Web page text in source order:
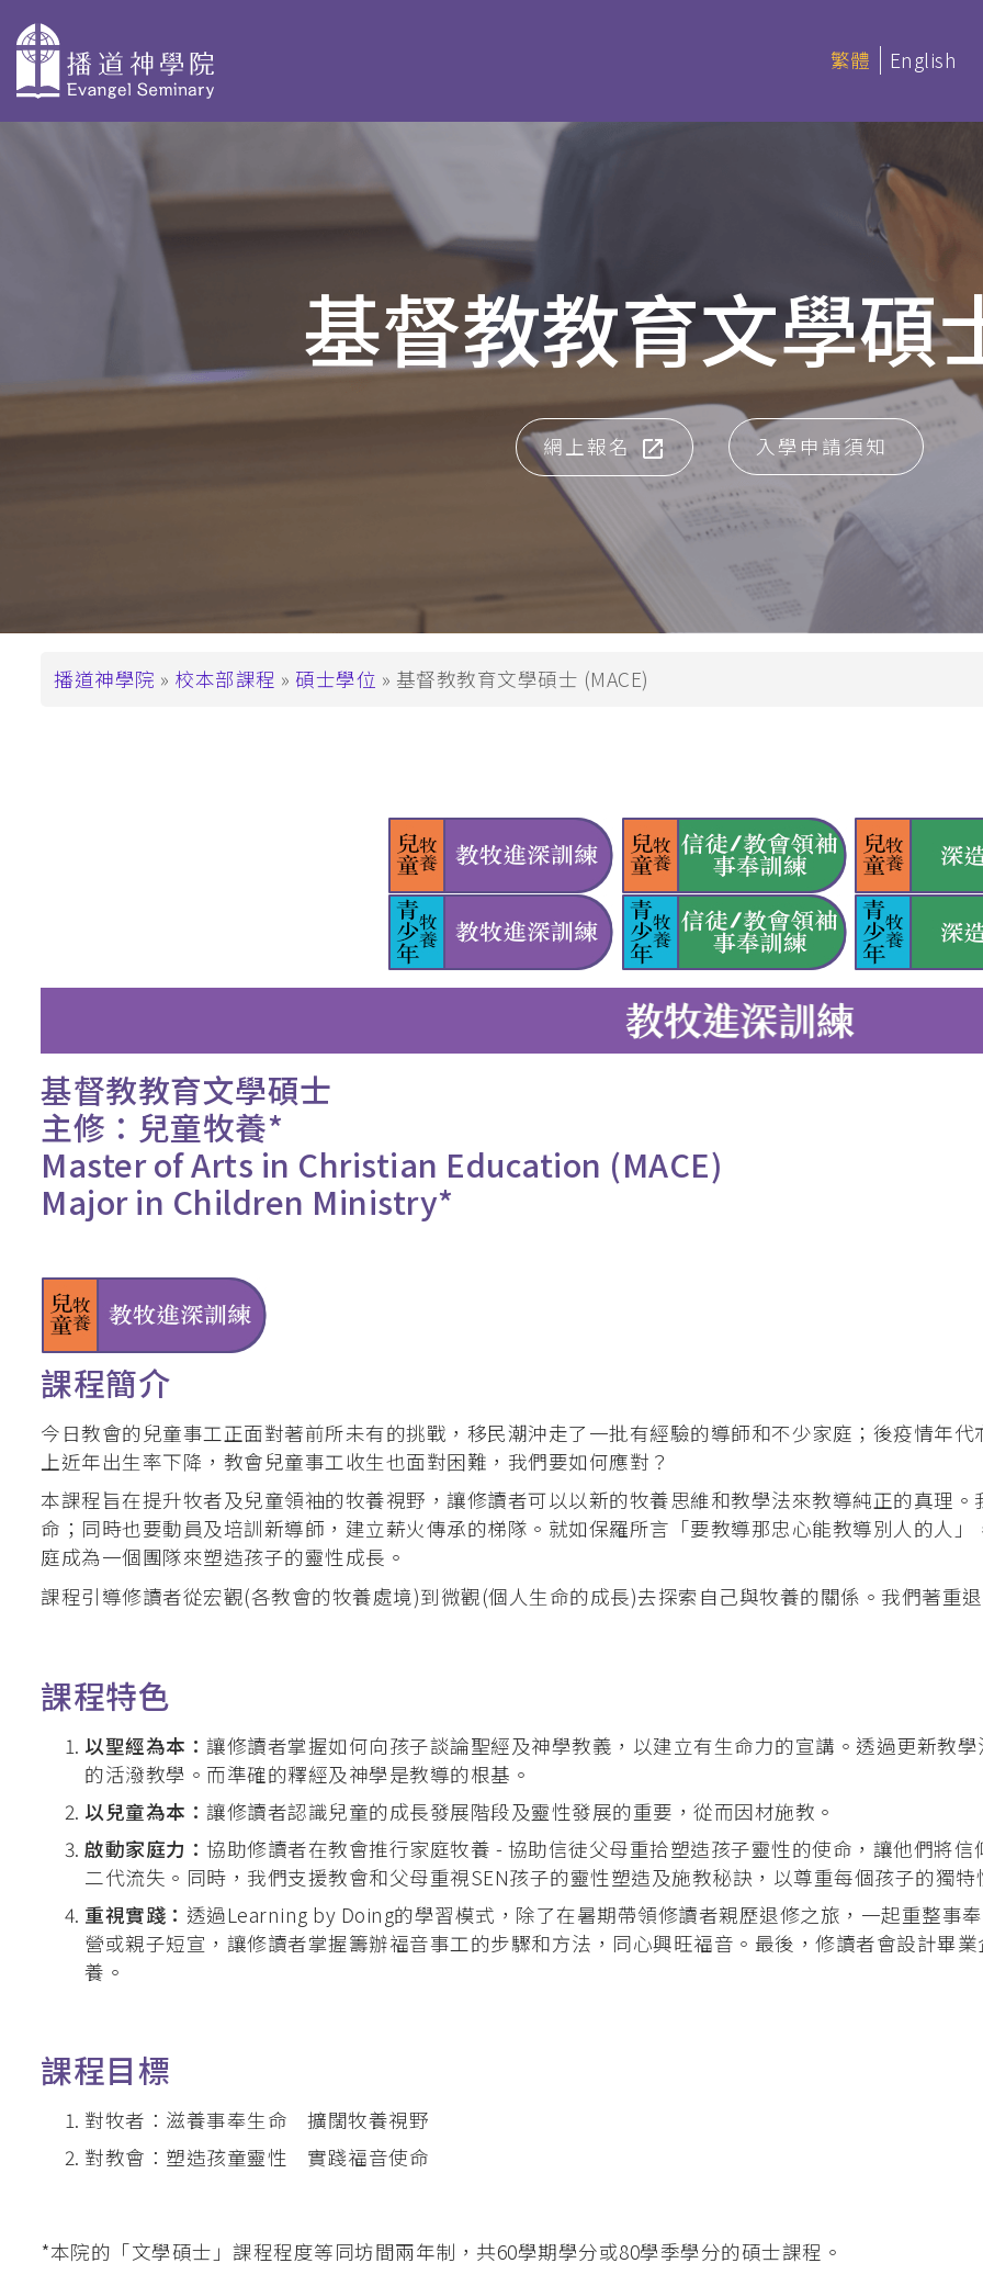
繁體 English
組織與行政
為何選擇播
神
教學團隊
資格審定
校本部課程
神學獨立選修體驗
學士學位及高等文憑
基督教研究 - 網上修讀 (BACS &
AdvDipCS)
聖經研究深造文憑 (PDBS)
基督教教育深造文憑 (PDCE)
碩士學位
道學碩士 (MDiv)
基督教教育文學碩士
教牧進深學位
神學碩士 (ThM)
教牧學博士/教牧學文學碩士
(DMin/MAPM)
加拿大三一神學院合辦課程
延伸部課程 (非學分)
延伸部證書課程
基礎聖經
神學研讀
教會事工
兒童生命培育
青少年事工
金齡信徒培育
崇拜事工
海外延伸課程(悉尼、墨爾本、
克蘭)
基督教教育文學碩
網上報名 入學申請須知
導
播道神學院 校本部課程 碩士學位 基督教教育文學碩士 (MACE)
基督教教育文學碩士
主修：兒童牧養*
Master of Arts in Christian Education (MACE)
Major in Children Ministry*
課程簡介
今日教會的兒童事工正面對著前所未有的挑戰，移民潮沖走了一批有經驗的導師和不少家庭；後疫情年
上近年出生率下降，教會兒童事工收生也面對困難，我們要如何應對？
本課程旨在提升牧者及兒童領袖的牧養視野，讓修讀者可以以新的牧養思維和教學法來教導純正的真理
命；同時也要動員及培訓新導師，建立薪火傳承的梯隊。就如保羅所言「要教導那忠心能教導別人的人
庭成為一個團隊來塑造孩子的靈性成長。
課程引導修讀者從宏觀(各教會的牧養處境)到微觀(個人生命的成長)去探索自己與牧養的關係。我們著重
課程特色
以聖經為本： 讓修讀者掌握如何向孩子談論聖經及神學教義，以建立有生命力的宣講。透過更新教
的活潑教學。而準確的釋經及神學是教導的根基。
以兒童為本： 讓修讀者認識兒童的成長發展階段及靈性發展的重要，從而因材施教。
啟動家庭力： 協助修讀者在教會推行家庭牧養 - 協助信徒父母重拾塑造孩子靈性的使命，讓他們將
二代流失。同時，我們支援教會和父母重視SEN孩子的靈性塑造及施教秘訣，以尊重每個孩子的獨
重視實踐： 透過Learning by Doing的學習模式，除了在暑期帶領修讀者親歷退修之旅，一起重整事
營或親子短宣，讓修讀者掌握籌辦福音事工的步驟和方法，同心興旺福音。最後，修讀者會設計畢
養。
課程目標
對牧者：滋養事奉生命 擴闊牧養視野
對教會：塑造孩童靈性 實踐福音使命
*本院的「文學碩士」課程程度等同坊間兩年制，共60學期學分或80學季學分的碩士課程。